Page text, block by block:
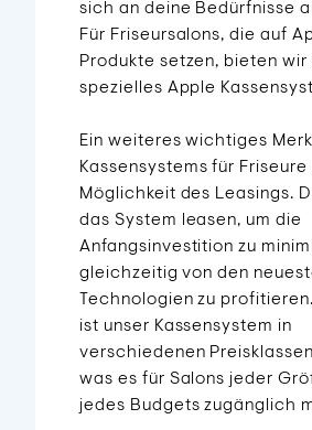
sich an deine Bedürfnisse
Für Friseursalons, die auf
Produkte setzen, bieten wir
spezielles Apple
Ein weiteres wichtiges
Kassensystems für Friseure
Möglichkeit des Leasings.
das System leasen, um die
Anfangsinvestition zu
gleichzeitig von den
Technologien zu
ist unser Kassensystem in
verschiedenen
was es für Salons jeder
jedes Budgets zugänglich